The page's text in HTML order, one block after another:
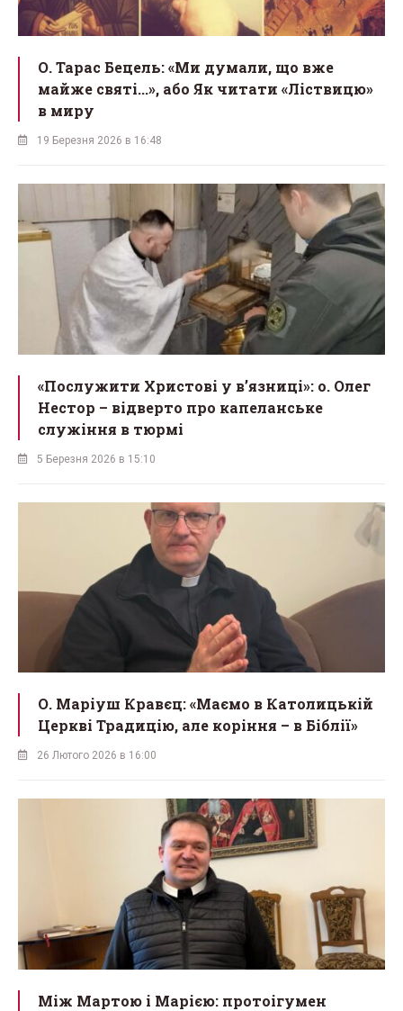
О. Тарас Бецель: «Ми думали, що вже
майже святі...», або Як читати «Ліствицю»
в миру
19 Березня 2026 в 16:48
«Послужити Христові у вʼязниці»: о. Олег
Нестор – відверто про капеланське
служіння в тюрмі
5 Березня 2026 в 15:10
О. Маріуш Кравєц: «Маємо в Католицькій
Церкві Традицію, але коріння – в Біблії»
26 Лютого 2026 в 16:00
Між Мартою і Марією: протоігумен